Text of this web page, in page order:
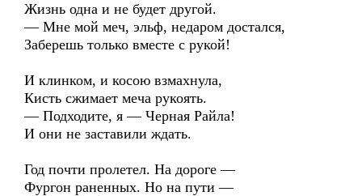
Жизнь одна и не будет другой.
— Мне мой меч, эльф, недаром достался,
Заберешь только вместе с рукой!
И клинком, и косою взмахнула,
Кисть сжимает меча рукоять.
— Подходите, я — Черная Райла!
И они не заставили ждать.
Год почти пролетел. На дороге —
Фургон раненных. Но на пути —